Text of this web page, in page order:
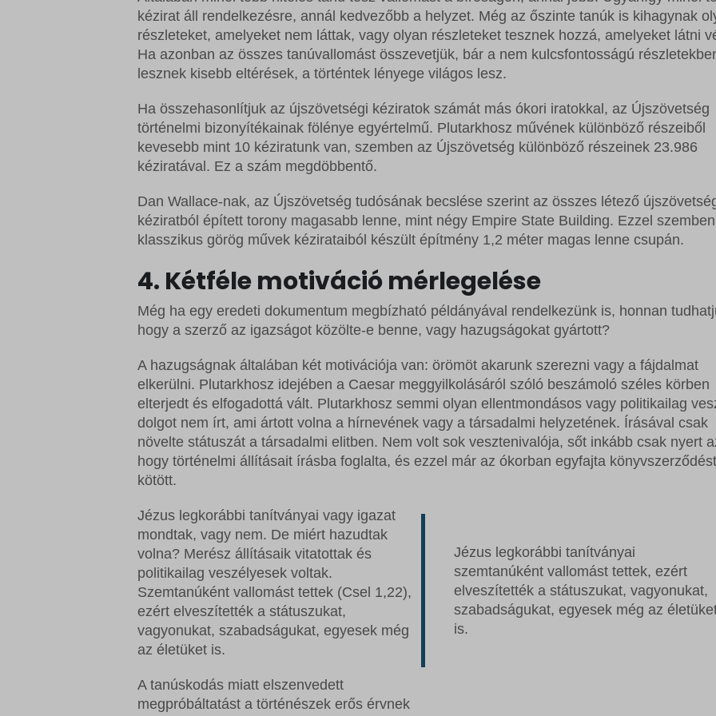
kézirat áll rendelkezésre, annál kedvezőbb a helyzet. Még az őszinte tanúk is kihagynak
részleteket, amelyeket nem láttak, vagy olyan részleteket tesznek hozzá, amelyeket látni
Ha azonban az összes tanúvallomást összevetjük, bár a nem kulcsfontosságú
lesznek kisebb eltérések, a történtek lényege világos lesz.
Ha összehasonlítjuk az újszövetségi kéziratok számát más ókori iratokkal, az Újszövetség
történelmi bizonyítékainak fölénye egyértelmű. Plutarkhosz művének különböző részeiből
kevesebb mint 10 kéziratunk van, szemben az Újszövetség különböző részeinek 23.986
kéziratával. Ez a szám megdöbbentő.
Dan Wallace-nak, az Újszövetség tudósának becslése szerint az összes létező
kéziratból épített torony magasabb lenne, mint négy Empire State Building. Ezzel
klasszikus görög művek kézirataiból készült építmény 1,2 méter magas lenne csupán.
4. Kétféle motiváció mérlegelése
Még ha egy eredeti dokumentum megbízható példányával rendelkezünk is, honnan
hogy a szerző az igazságot közölte-e benne, vagy hazugságokat gyártott?
A hazugságnak általában két motivációja van: örömöt akarunk szerezni vagy a fájdalmat
elkerülni. Plutarkhosz idejében a Caesar meggyilkolásáról szóló beszámoló széles körben
elterjedt és elfogadottá vált. Plutarkhosz semmi olyan ellentmondásos vagy politikailag
dolgot nem írt, ami ártott volna a hírnevének vagy a társadalmi helyzetének. Írásával csak
növelte státuszát a társadalmi elitben. Nem volt sok vesztenivalója, sőt inkább csak nyert
hogy történelmi állításait írásba foglalta, és ezzel már az ókorban egyfajta könyvszerződést
kötött.
Jézus legkorábbi tanítványai
szemtanúként vallomást tettek, ezért
elveszítették a státuszukat, vagyonukat,
szabadságukat, egyesek még az
is.
Jézus legkorábbi tanítványai vagy igazat
mondtak, vagy nem. De miért hazudtak
volna? Merész állításaik vitatottak és
politikailag veszélyesek voltak.
Szemtanúként vallomást tettek (Csel 1,22),
ezért elveszítették a státuszukat,
vagyonukat, szabadságukat, egyesek még
az életüket is.
A tanúskodás miatt elszenvedett
megpróbáltatást a történészek erős érvnek
wordpress_logged_in_*
wordpress_test_cookie
wp-settings-*
wp-settings-time-*
sbjs_current
sbjs_current_add
sbjs_first
sbjs_migrations
sbjs_session
sbjs_udata
tk_ai
MicrosoftApplicationsTelemetryDeviceId
MicrosoftApplicationsTelemetryFirstLaunchTime
wp-*